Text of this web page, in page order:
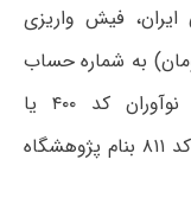
ایران، فیش واریزی
تومان) به شماره حساب
های ۰۲۸۵۶۰۷۴۱۸ بانک تجارت شعبه نوآوران کد ۴۰۰ یا
۲۱۷۲۱۰۹۰۰۲۰۰۸ بانک ملی شعبه نوشیروان کد ۸۱۱ بنام پژوهشگاه